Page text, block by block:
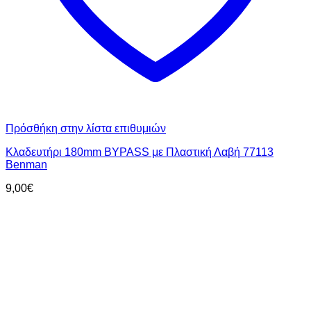
Πρόσθήκη στην λίστα επιθυμιών
Κλαδευτήρι 180mm BYPASS με Πλαστική Λαβή 77113
Benman
9,00€